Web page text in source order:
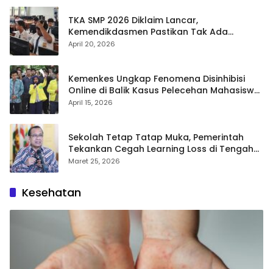
TKA SMP 2026 Diklaim Lancar,
Kemendikdasmen Pastikan Tak Ada
Kebocoran Soal
April 20, 2026
Kemenkes Ungkap Fenomena Disinhibisi
Online di Balik Kasus Pelecehan Mahasiswa
FH UI
April 15, 2026
Sekolah Tetap Tatap Muka, Pemerintah
Tekankan Cegah Learning Loss di Tengah
Krisis Global
Maret 25, 2026
Kesehatan